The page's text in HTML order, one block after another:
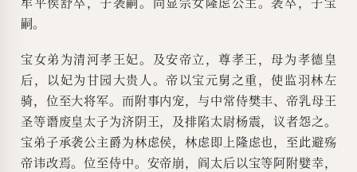
嗣。
宝女弟为清河孝王妃。及安帝立，尊孝王，母为孝德皇
后，以妃为甘园大贵人。帝以宝元舅之重，使监羽林左
骑，位至大将军。而附事内宠，与中常侍樊丰、帝乳母王
圣等谮废皇太子为济阴王，及排陷太尉杨震，议者怨之。
宝弟子承袭公主爵为林虑侯，林虑即上隆虑也，至此避殇
帝讳改焉。位至侍中。安帝崩，阎太后以宝等阿附嬖幸，